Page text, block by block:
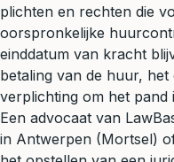
plichten en rechten die
oorspronkelijke
einddatum van kracht
betaling van de huur,
verplichting om het pand
Een advocaat van
in Antwerpen (Mortsel)